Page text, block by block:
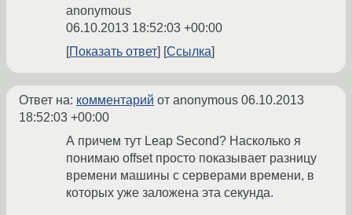
anonymous
06.10.2013 18:52:03 +00:00
Показать ответ
Ссылка
Ответ на: комментарий от anonymous 06.10.2013
18:52:03 +00:00
А причем тут Leap Second? Насколько я
понимаю offset просто показывает разницу
времени машины с серверами времени, в
которых уже заложена эта секунда.